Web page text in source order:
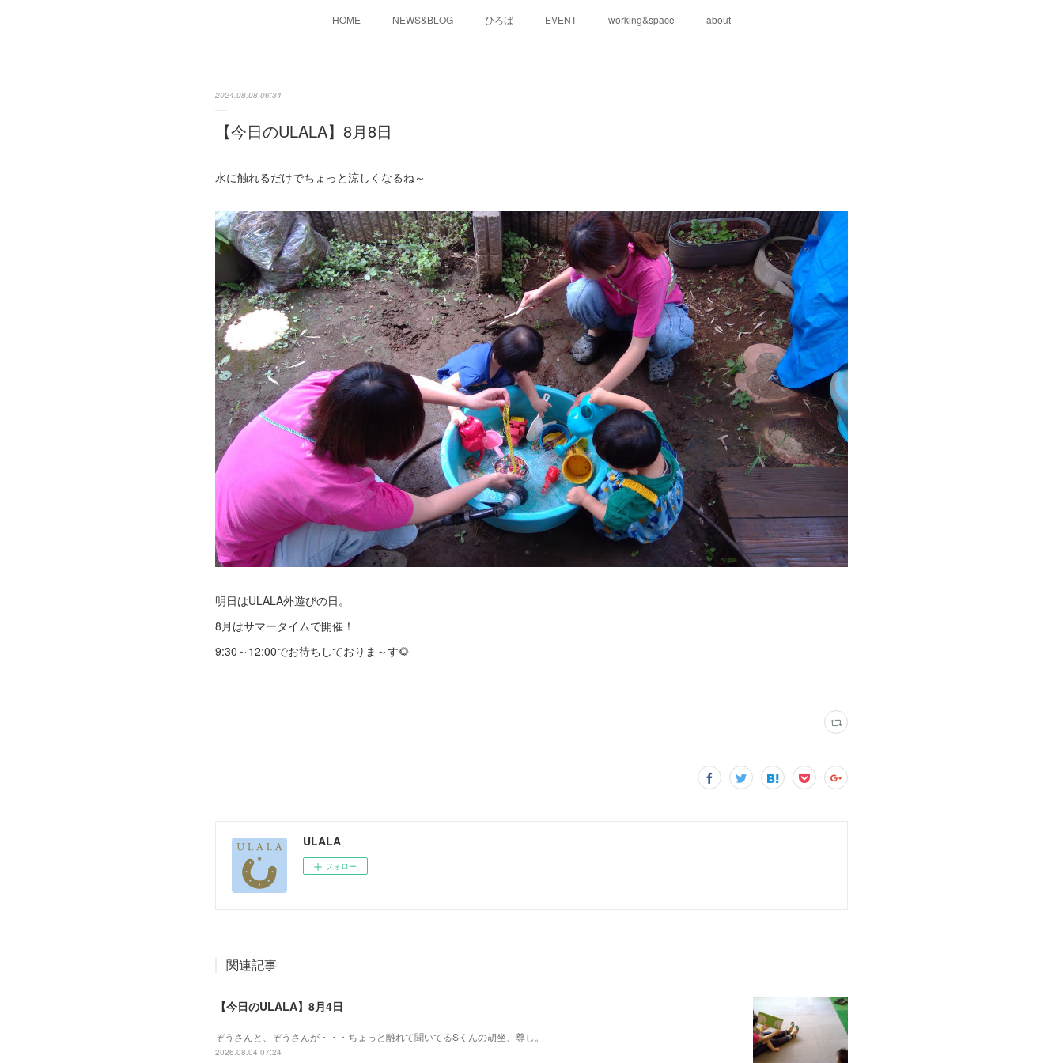
HOME NEWS&BLOG ひろば EVENT working&space about
2024.08.08 06:34
【今日のULALA】8月8日
水に触れるだけでちょっと涼しくなるね～
明日はULALA外遊びの日。
8月はサマータイムで開催！
9:30～12:00でお待ちしておりま～す🌻
ULALA
フォロー
関連記事
【今日のULALA】8月4日
ぞうさんと、ぞうさんが・・・ちょっと離れて聞いてるSくんの胡坐、尊し。
2026.08.04 07:24